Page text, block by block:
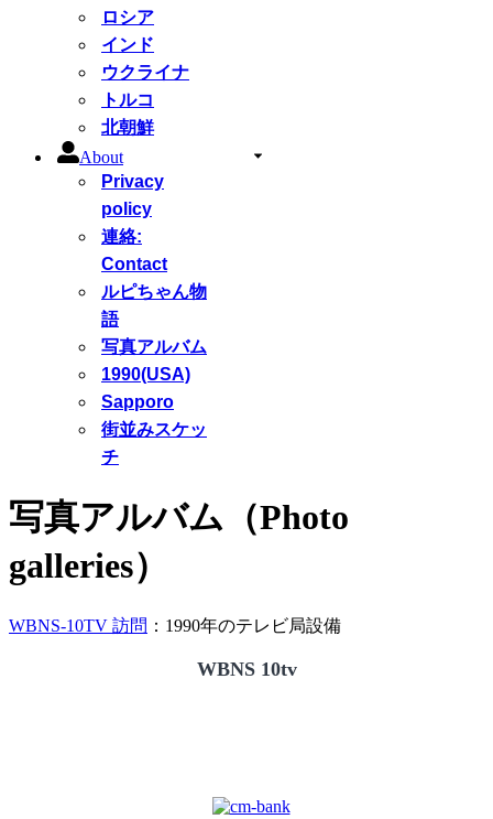
ロシア
インド
ウクライナ
トルコ
北朝鮮
About
Privacy
policy
連絡:
Contact
ルピちゃん物
語
写真アルバム
1990(USA)
Sapporo
街並みスケッ
チ
写真アルバム（Photo
galleries）
WBNS-10TV 訪問 ：1990年のテレビ局設備
WBNS 10tv